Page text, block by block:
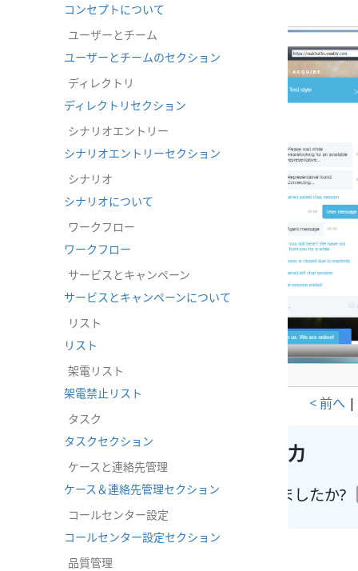
チャットウィジェット設定例
< 前へ |
このページの改善に協力
お探しのものは見つかりましたか?
コンセプトについて
ユーザーとチーム
ユーザーとチームのセクション
ディレクトリ
ディレクトリセクション
シナリオエントリー
シナリオエントリーセクション
シナリオ
シナリオについて
ワークフロー
ワークフロー
サービスとキャンペーン
サービスとキャンペーンについて
リスト
リスト
架電リスト
架電禁止リスト
タスク
タスクセクション
ケースと連絡先管理
ケース＆連絡先管理セクション
コールセンター設定
コールセンター設定セクション
品質管理